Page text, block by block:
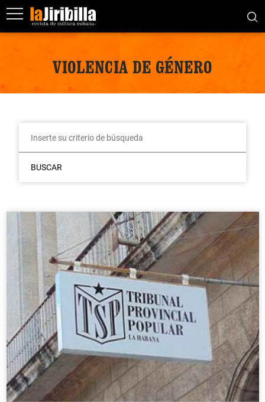
VIOLENCIA DE GÉNERO
BUSCAR